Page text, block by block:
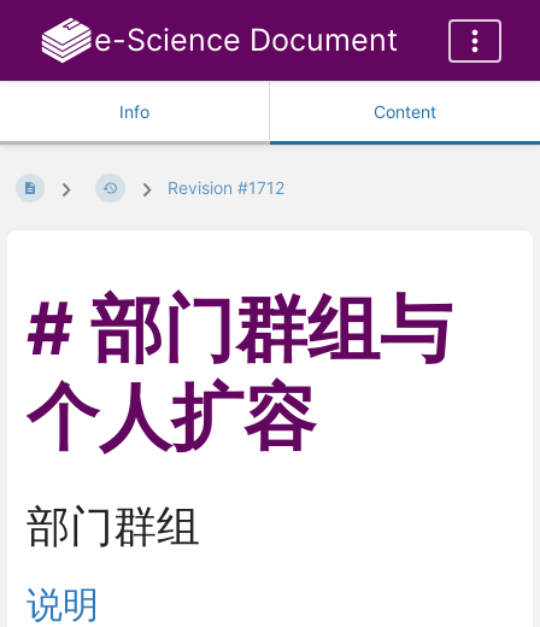
e-Science Document
Info Content
Revision #1712
部门群组与
个人扩容
部门群组
说明